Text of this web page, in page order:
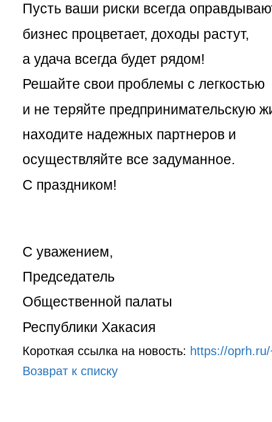
Пусть ваши риски всегда
бизнес процветает, доходы растут,
а удача всегда будет рядом!
Решайте свои проблемы с легкостью
и не теряйте предпринимательскую
находите надежных партнеров и
осуществляйте все задуманное.
С праздником!
С уважением,
Председатель
Общественной палаты
Республики Хакасия
Короткая ссылка на новость: https://
Возврат к списку